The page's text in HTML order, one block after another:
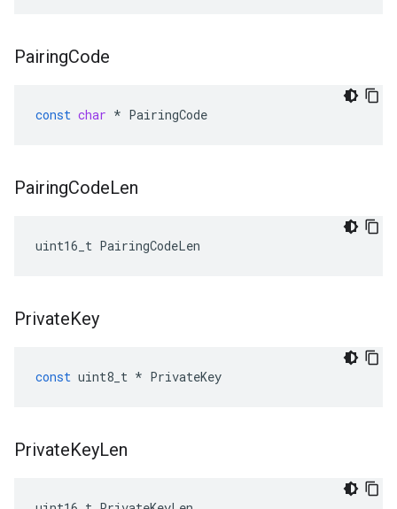
PairingCode
const char * PairingCode
PairingCodeLen
uint16_t PairingCodeLen
PrivateKey
const uint8_t * PrivateKey
PrivateKeyLen